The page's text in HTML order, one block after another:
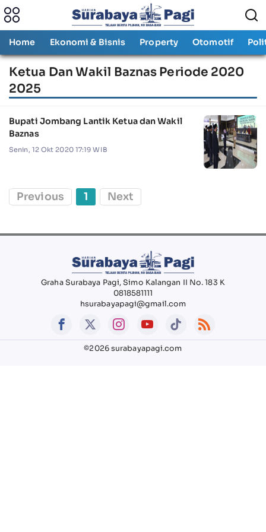
Home Ekonomi & Bisnis Property Otomotif
Ketua Dan Wakil Baznas Periode 2020
2025
Bupati Jombang Lantik Ketua dan Wakil
Baznas
Senin, 12 Okt 2020 17:19 WIB
Previous 1 Next
Graha Surabaya Pagi, Simo Kalangan II No. 183 K
0818581111
hsurabayapagi@gmail.com
©2026 surabayapagi.com